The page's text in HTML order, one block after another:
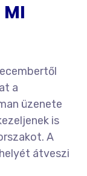
a
üzenete
is
A
átveszi